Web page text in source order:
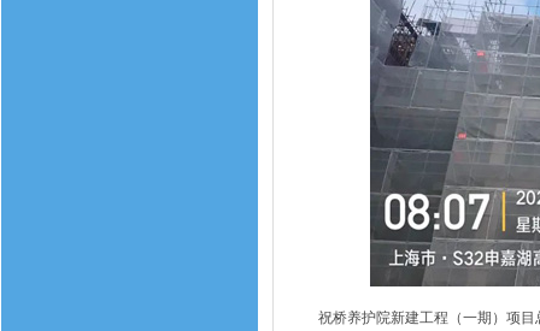
祝桥养护院新建工程（一期）项目